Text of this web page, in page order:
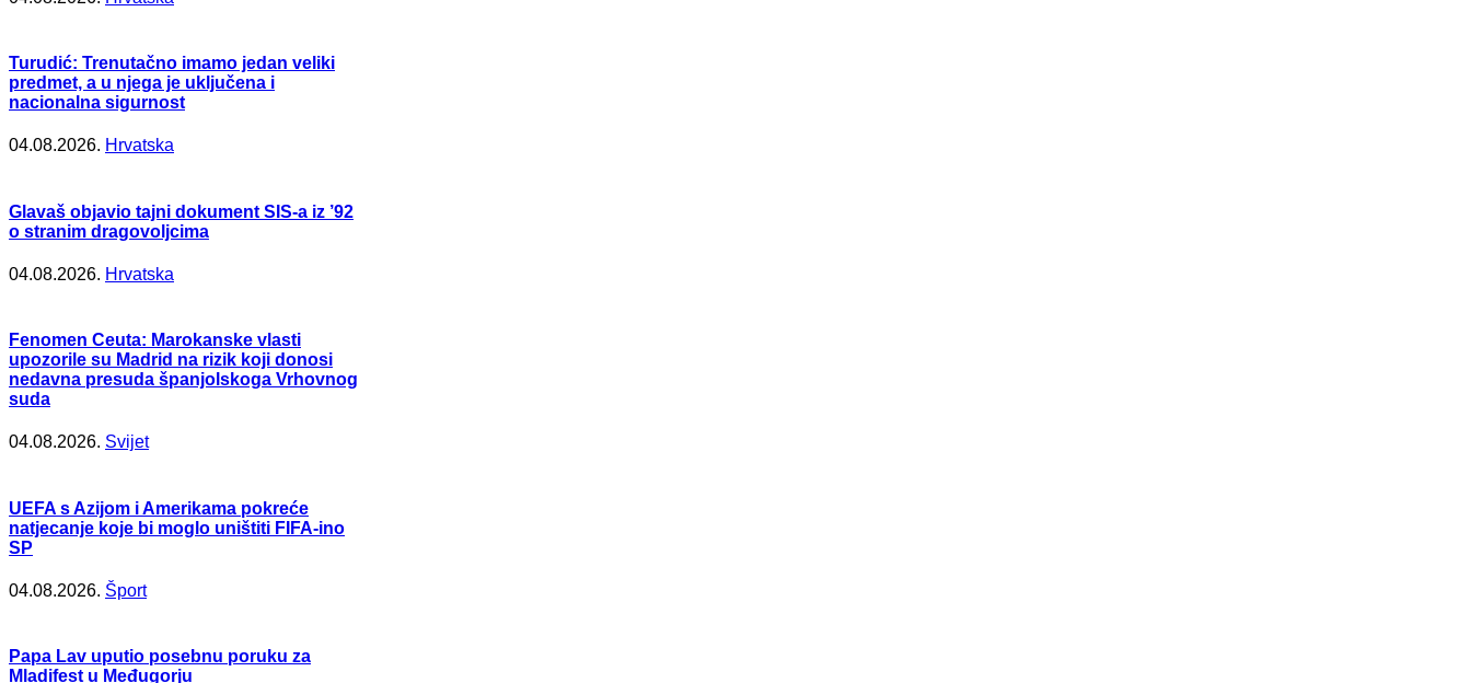
Turudić: Trenutačno imamo jedan veliki
predmet, a u njega je uključena i
nacionalna sigurnost
04.08.2026. Hrvatska
Glavaš objavio tajni dokument SIS-a iz ’92
o stranim dragovoljcima
04.08.2026. Hrvatska
Fenomen Ceuta: Marokanske vlasti
upozorile su Madrid na rizik koji donosi
nedavna presuda španjolskoga Vrhovnog
suda
04.08.2026. Svijet
UEFA s Azijom i Amerikama pokreće
natjecanje koje bi moglo uništiti FIFA-ino
SP
04.08.2026. Šport
Papa Lav uputio posebnu poruku za
Mladifest u Međugorju